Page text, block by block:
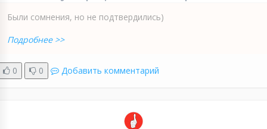
Были сомнения, но не подтвердились)
Подробнее >>
0 0 Добавить комментарий